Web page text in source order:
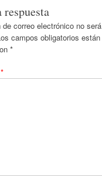
respuesta
de correo electrónico no será
campos obligatorios están
*
*